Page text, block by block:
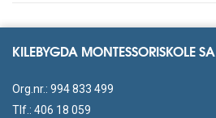
KILEBYGDA MONTESSORISKOLE SA
Org.nr.: 994 833 499
Tlf.: 406 18 059